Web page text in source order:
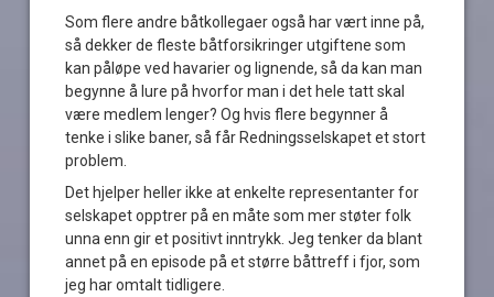
Som flere andre båtkollegaer også har vært inne på,
så dekker de fleste båtforsikringer utgiftene som
kan påløpe ved havarier og lignende, så da kan man
begynne å lure på hvorfor man i det hele tatt skal
være medlem lenger? Og hvis flere begynner å
tenke i slike baner, så får Redningsselskapet et stort
problem.
Det hjelper heller ikke at enkelte representanter for
selskapet opptrer på en måte som mer støter folk
unna enn gir et positivt inntrykk. Jeg tenker da blant
annet på en episode på et større båttreff i fjor, som
jeg har omtalt tidligere.